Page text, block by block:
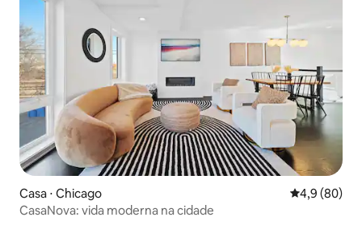
Casa ⋅ Chicago 4,9 de uma
4,9 (80)
CasaNova: vida moderna na cidade